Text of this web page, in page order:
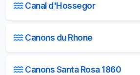
Canal d'Hossegor
Canons du Rhone
Canons Santa Rosa 1860